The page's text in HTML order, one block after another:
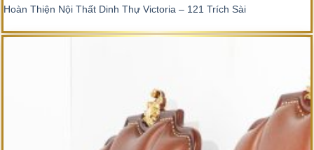
Hoàn Thiện Nội Thất Dinh Thự Victoria – 121 Trích Sài